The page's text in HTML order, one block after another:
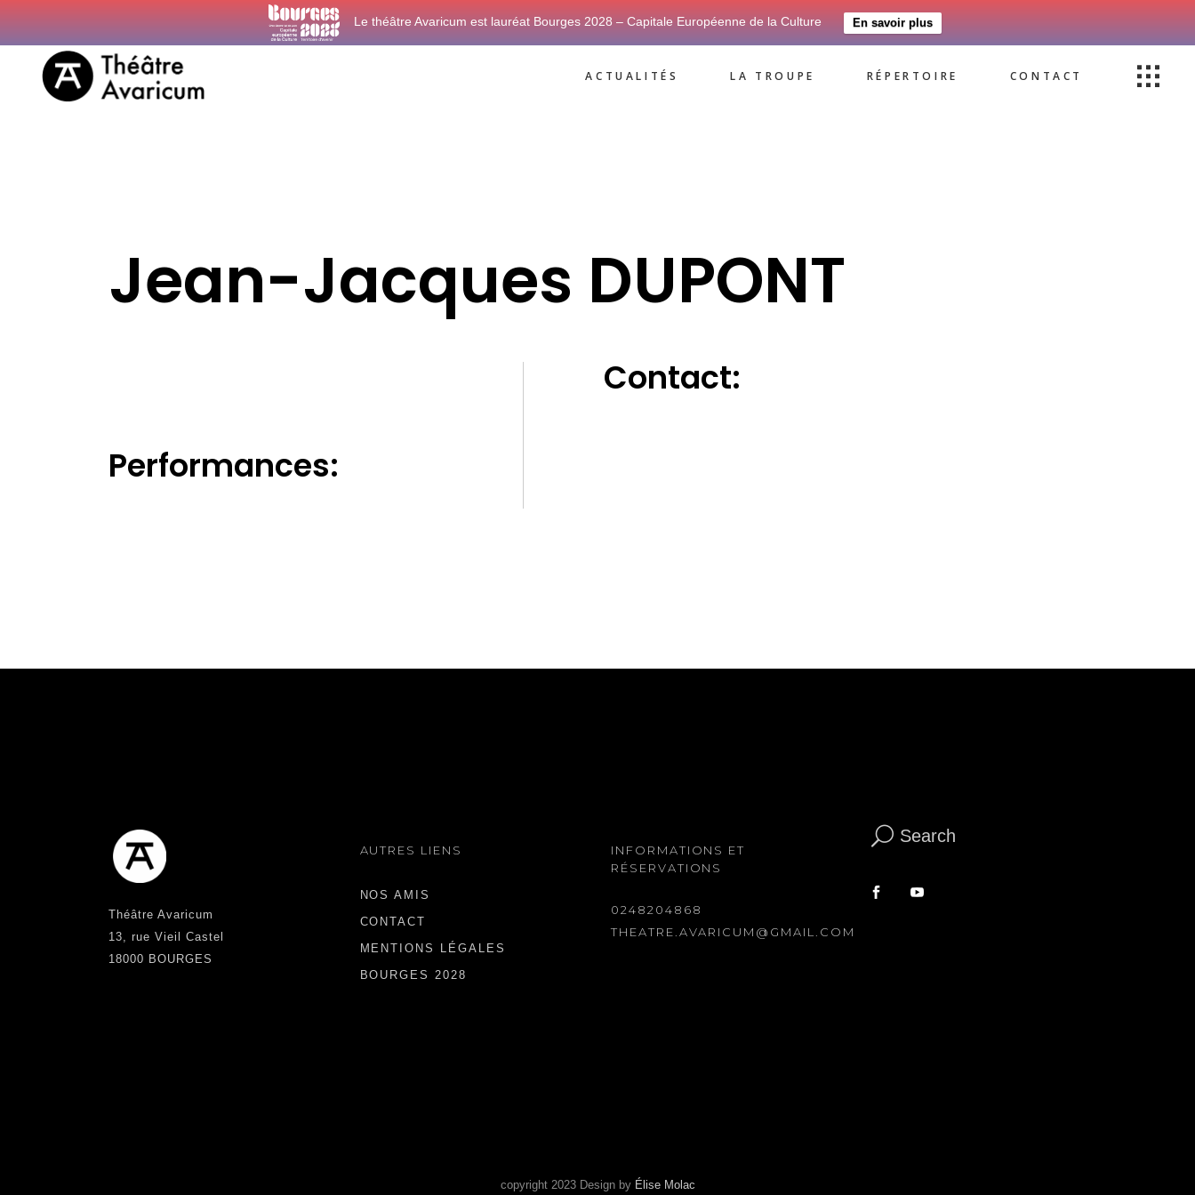
Le théâtre Avaricum est lauréat Bourges 2028 – Capitale Européenne de la Culture En savoir plus
ACTUALITÉS LA TROUPE RÉPERTOIRE CONTACT
Jean-Jacques DUPONT
Performances:
Contact:
Théâtre Avaricum
13, rue Vieil Castel
18000 BOURGES
AUTRES LIENS
NOS AMIS
CONTACT
MENTIONS LÉGALES
BOURGES 2028
INFORMATIONS ET
RÉSERVATIONS
0248204868
THEATRE.AVARICUM@GMAIL.COM
Search
copyright 2023 Design by Élise Molac